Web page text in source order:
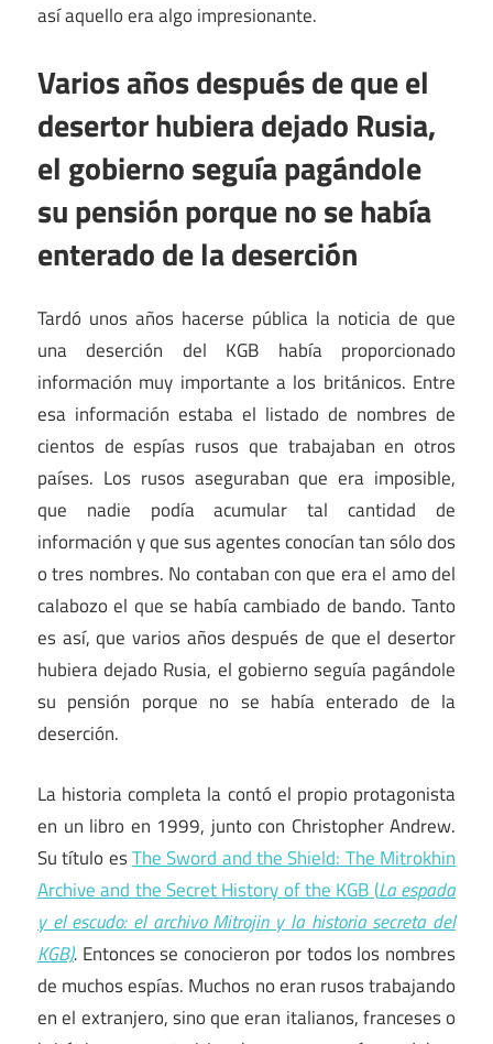
así aquello era algo impresionante.
Varios años después de que el
desertor hubiera dejado Rusia,
el gobierno seguía pagándole
su pensión porque no se había
enterado de la deserción
Tardó unos años hacerse pública la noticia de que
una deserción del KGB había proporcionado
información muy importante a los británicos. Entre
esa información estaba el listado de nombres de
cientos de espías rusos que trabajaban en otros
países. Los rusos aseguraban que era imposible,
que nadie podía acumular tal cantidad de
información y que sus agentes conocían tan sólo dos
o tres nombres. No contaban con que era el amo del
calabozo el que se había cambiado de bando. Tanto
es así, que varios años después de que el desertor
hubiera dejado Rusia, el gobierno seguía pagándole
su pensión porque no se había enterado de la
deserción.
La historia completa la contó el propio protagonista
en un libro en 1999, junto con Christopher Andrew.
Su título esThe Sword and the Shield: The Mitrokhin
Archive and the Secret History of the KGB (La espada
y el escudo: el archivo Mitrojin y la historia secreta del
KGB). Entonces se conocieron por todos los nombres
de muchos espías. Muchos no eran rusos trabajando
en el extranjero, sino que eran italianos, franceses o